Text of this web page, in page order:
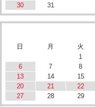
30
31
日
月 火
1
6
7 8
13
14 15
20
21 22
27
28 29